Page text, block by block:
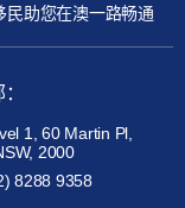
民助您在澳一路畅通
1, 60 Martin Pl,
2000
8288 9358